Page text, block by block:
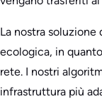
La nostra
ecologica, in
rete. I nostri
infrastruttura più